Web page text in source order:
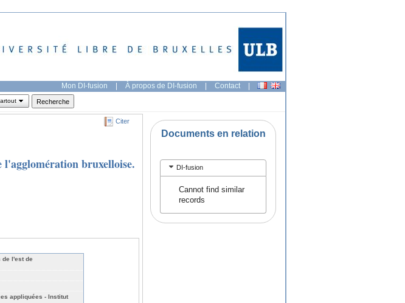
Mon DI-fusion | À propos de DI-fusion | Contact |
Citer
l'agglomération bruxelloise.
de l'est de
appliquées - Institut
Documents en relation
DI-fusion
Cannot find similar
records